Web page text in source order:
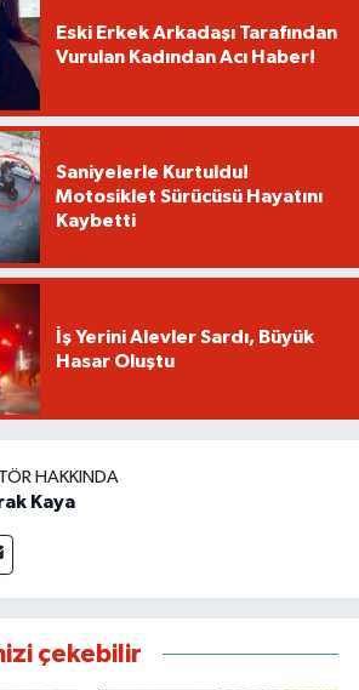
Eski Erkek Arkadaşı Tarafından
Vurulan Kadından Acı Haber!
Saniyelerle Kurtuldu!
Motosiklet Sürücüsü Hayatını
Kaybetti
İş Yerini Alevler Sardı, Büyük
Hasar Oluştu
HAKKINDA
Kaya
çekebilir